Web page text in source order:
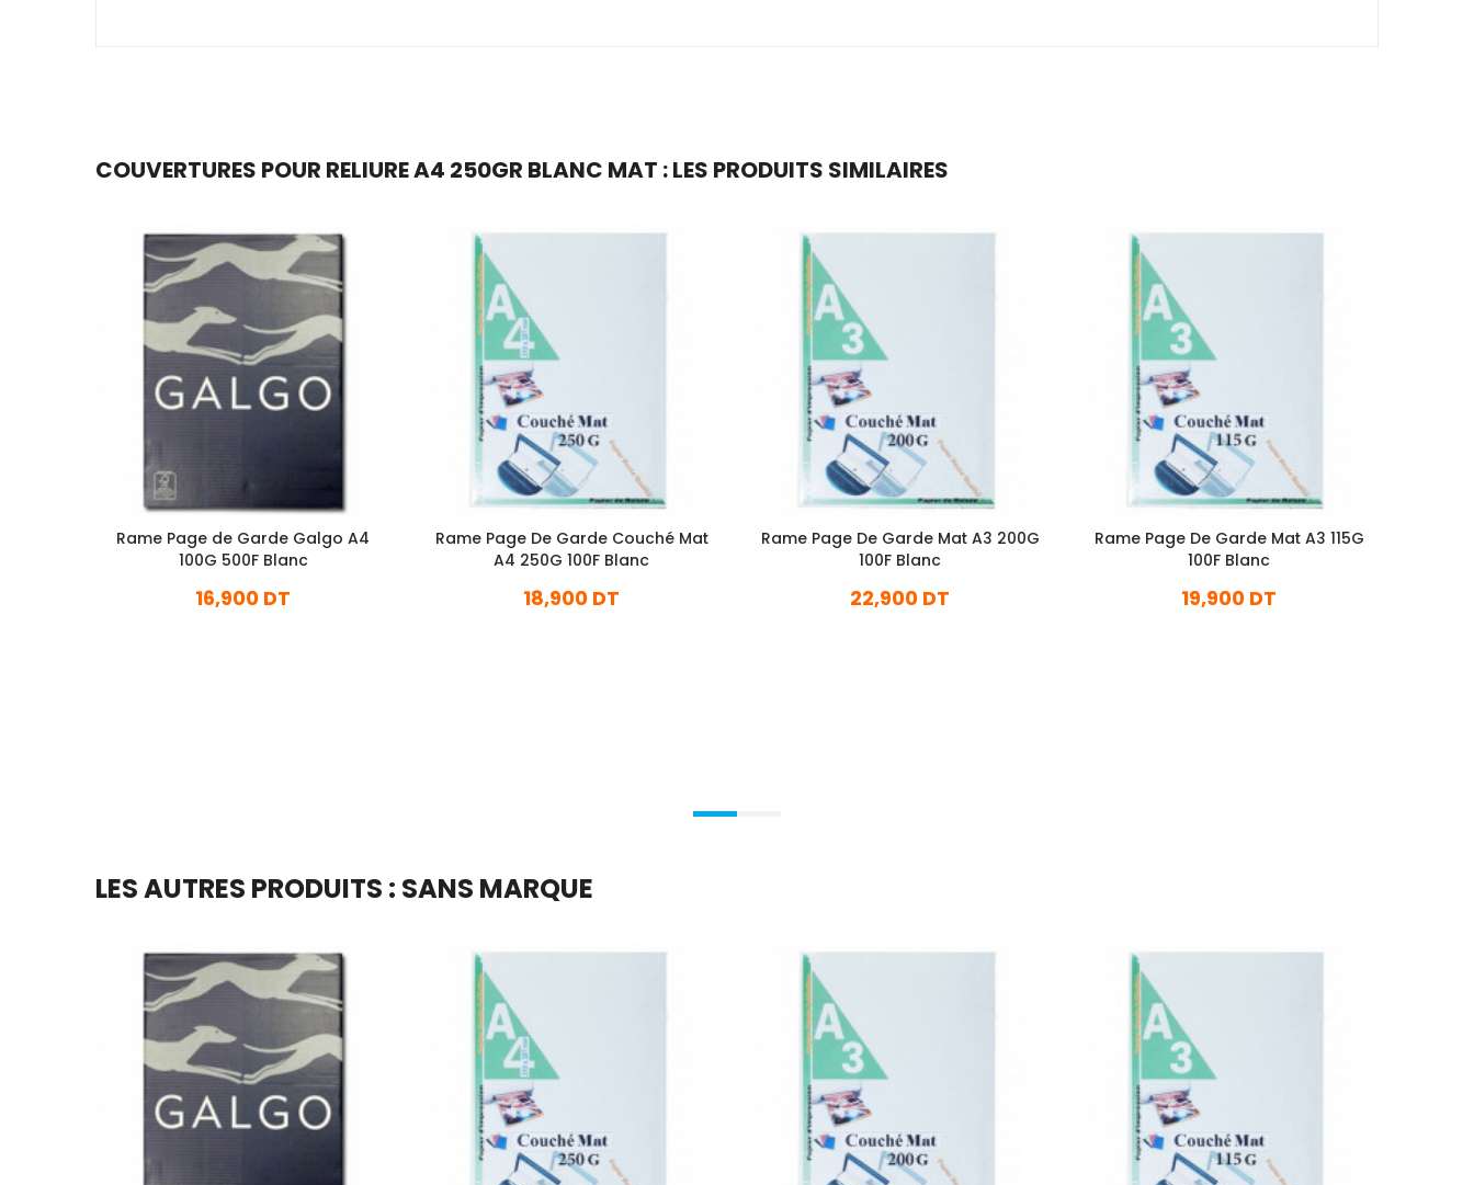
COUVERTURES POUR RELIURE A4 250GR BLANC MAT : LES PRODUITS SIMILAIRES
Rame Page de Garde Galgo A4
100G 500F Blanc
16,900 DT
Rame Page De Garde Couché Mat
A4 250G 100F Blanc
18,900 DT
Rame Page De Garde Mat A3 200G
100F Blanc
22,900 DT
Rame Page De Garde Mat A3 115G
100F Blanc
19,900 DT
LES AUTRES PRODUITS : SANS MARQUE